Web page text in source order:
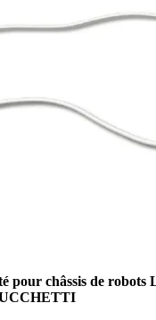
pour châssis de robots